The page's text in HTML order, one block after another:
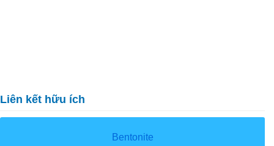
Liên kết hữu ích
Bentonite